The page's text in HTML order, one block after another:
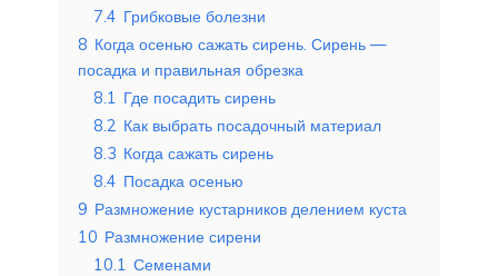
7.4 Грибковые болезни
8 Когда осенью сажать сирень. Сирень —
посадка и правильная обрезка
8.1 Где посадить сирень
8.2 Как выбрать посадочный материал
8.3 Когда сажать сирень
8.4 Посадка осенью
9 Размножение кустарников делением куста
10 Размножение сирени
10.1 Семенами